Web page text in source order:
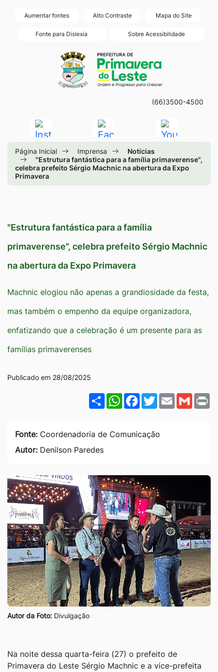
Seção
atalhos
menu
Ir
para
Ir
para
[alt+4]
Aumentar fontes Alto Contraste Mapa do Site
Fonte para Dislexia Sobre Acessibilidade
(66)3500-4500
Acessar
a
Rede
Social
Acessar
a
Rede
Social
Acessar
a
Rede
Social
Página Inicial Imprensa
Notícias
"Estrutura fantástica para a família primaverense",
celebra prefeito Sérgio Machnic na abertura da Expo
Primavera
"Estrutura fantástica para a família
primaverense", celebra prefeito Sérgio Machnic
na abertura da Expo Primavera
Machnic elogiou não apenas a grandiosidade da festa,
mas também o empenho da equipe organizadora,
enfatizando que a celebração é um presente para as
famílias primaverenses
Publicado em 28/08/2025
ShareWhatsApp
Facebook
Twitter
EmailGmail
Fonte: Coordenadoria de Comunicação
Autor: Denilson Paredes
Autor da Foto: Divulgação
Na noite dessa quarta-feira (27) o prefeito de
Primavera do Leste Sérgio Machnic e a vice-prefeita